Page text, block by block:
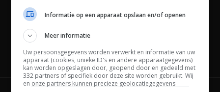
Channels
Informatie op een apparaat opslaan en/of openen
Meer informatie
Uw persoonsgegevens worden verwerkt en informatie van uw
apparaat (cookies, unieke ID's en andere apparaatgegevens)
kan worden opgeslagen door, geopend door en gedeeld met
332 partners of specifiek door deze site worden gebruikt. Wij
en onze partners kunnen precieze geolocatiegegevens